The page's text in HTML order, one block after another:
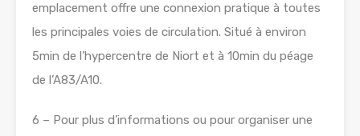
emplacement offre une connexion pratique à toutes
les principales voies de circulation. Situé à environ
5min de l’hypercentre de Niort et à 10min du péage
de l’A83/A10.
6 – Pour plus d’informations ou pour organiser une